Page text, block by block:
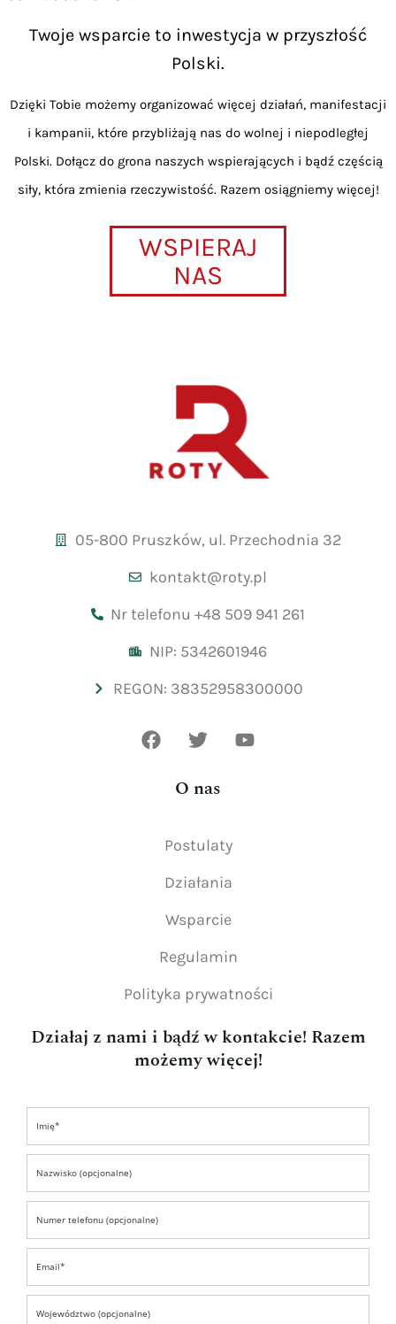
Twoje wsparcie to inwestycja w przyszłość
Polski.
Dzięki Tobie możemy organizować więcej działań, manifestacji
i kampanii, które przybliżają nas do wolnej i niepodległej
Polski. Dołącz do grona naszych wspierających i bądź częścią
siły, która zmienia rzeczywistość. Razem osiągniemy więcej!
WSPIERAJ
NAS
05-800 Pruszków, ul. Przechodnia 32
kontakt@roty.pl
Nr telefonu +48 509 941 261
NIP: 5342601946
REGON: 38352958300000
O nas
Postulaty
Działania
Wsparcie
Regulamin
Polityka prywatności
Działaj z nami i bądź w kontakcie! Razem
możemy więcej!